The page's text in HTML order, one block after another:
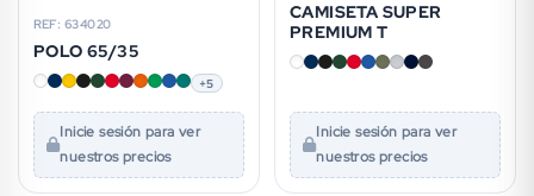
REF: 634020
POLO 65/35
+5
Inicie sesión para ver
nuestros precios
CAMISETA SUPER
PREMIUM T
Inicie sesión para ver
nuestros precios